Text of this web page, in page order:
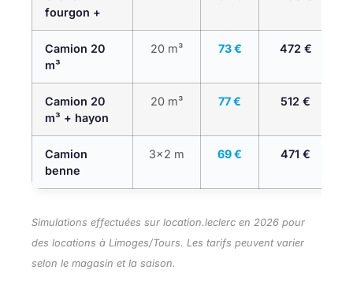
fourgon +
Camion 20
m³
20 m³ 73 € 472 €
Camion 20
m³ + hayon
20 m³ 77 € 512 €
Camion
benne
3×2 m 69 € 471 €
Simulations effectuées sur location.leclerc en 2026 pour
des locations à Limoges/Tours. Les tarifs peuvent varier
selon le magasin et la saison.